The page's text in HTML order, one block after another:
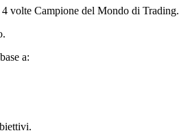
volte Campione del Mondo di Trading.
a: